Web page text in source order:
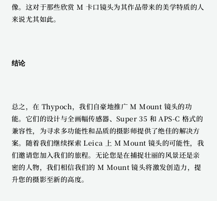
像。这对于那些欣赏 M 卡口镜头为其作品带来的美学特质的人
来说尤其如此。
结论
总之，在 Thypoch，我们自豪地推广 M Mount 镜头的功
能。它们的设计与全画幅传感器、Super 35 和 APS-C 格式的
兼容性，为寻求多功能性和品质的摄影师提供了绝佳的解决方
案。随着我们继续探索 Leica 上 M Mount 镜头的可能性，我
们邀请您加入我们的旅程。无论您是在捕捉壮丽的风景还是亲
密的人物，我们相信我们的 M Mount 镜头将激发创造力，提
升您的摄影至新的高度。